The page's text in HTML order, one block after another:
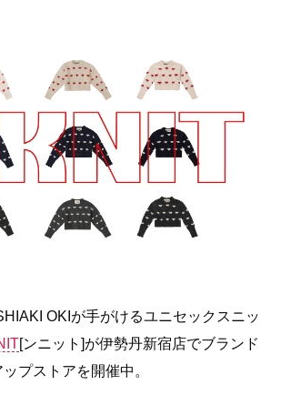
OKIが手がけるユニセックスニッ
[ンニット]が伊勢丹新宿店でブランド
プストアを開催中。